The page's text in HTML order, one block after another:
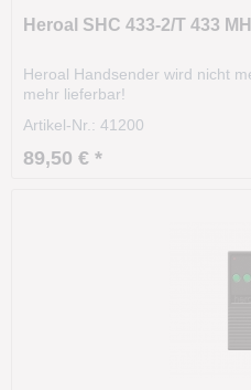
Heroal SHC 433-2/T 433
Heroal Handsender wird nicht
mehr lieferbar!
Artikel-Nr.: 41200
89,50 € *